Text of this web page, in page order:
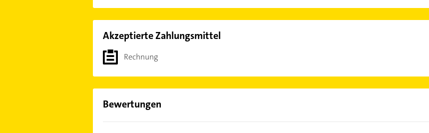
Akzeptierte Zahlungsmittel
Rechnung
Bewertungen